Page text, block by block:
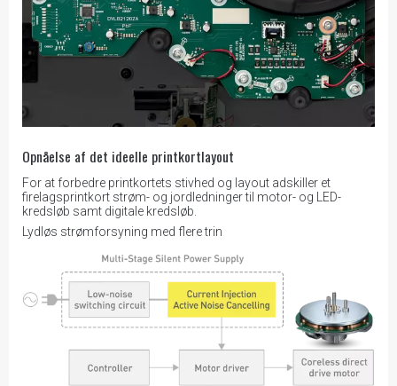
Opnåelse af det ideelle printkortlayout
For at forbedre printkortets stivhed og layout adskiller et
firelagsprintkort strøm- og jordledninger til motor- og LED-
kredsløb samt digitale kredsløb.
Lydløs strømforsyning med flere trin